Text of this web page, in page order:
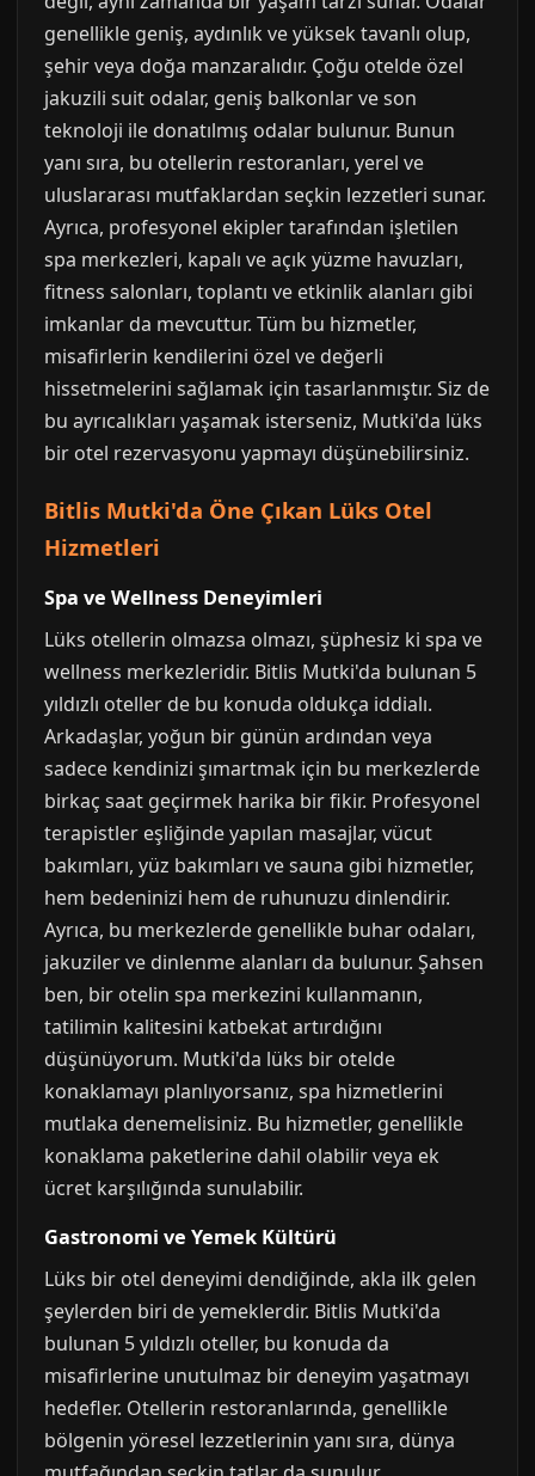
genellikle geniş, aydınlık ve yüksek tavanlı olup,
şehir veya doğa manzaralıdır. Çoğu otelde özel
jakuzili suit odalar, geniş balkonlar ve son
teknoloji ile donatılmış odalar bulunur. Bunun
yanı sıra, bu otellerin restoranları, yerel ve
uluslararası mutfaklardan seçkin lezzetleri sunar.
Ayrıca, profesyonel ekipler tarafından işletilen
spa merkezleri, kapalı ve açık yüzme havuzları,
fitness salonları, toplantı ve etkinlik alanları gibi
imkanlar da mevcuttur. Tüm bu hizmetler,
misafirlerin kendilerini özel ve değerli
hissetmelerini sağlamak için tasarlanmıştır. Siz de
bu ayrıcalıkları yaşamak isterseniz, Mutki'da lüks
bir otel rezervasyonu yapmayı düşünebilirsiniz.
Bitlis Mutki'da Öne Çıkan Lüks Otel
Hizmetleri
Spa ve Wellness Deneyimleri
Lüks otellerin olmazsa olmazı, şüphesiz ki spa ve
wellness merkezleridir. Bitlis Mutki'da bulunan 5
yıldızlı oteller de bu konuda oldukça iddialı.
Arkadaşlar, yoğun bir günün ardından veya
sadece kendinizi şımartmak için bu merkezlerde
birkaç saat geçirmek harika bir fikir. Profesyonel
terapistler eşliğinde yapılan masajlar, vücut
bakımları, yüz bakımları ve sauna gibi hizmetler,
hem bedeninizi hem de ruhunuzu dinlendirir.
Ayrıca, bu merkezlerde genellikle buhar odaları,
jakuziler ve dinlenme alanları da bulunur. Şahsen
ben, bir otelin spa merkezini kullanmanın,
tatilimin kalitesini katbekat artırdığını
düşünüyorum. Mutki'da lüks bir otelde
konaklamayı planlıyorsanız, spa hizmetlerini
mutlaka denemelisiniz. Bu hizmetler, genellikle
konaklama paketlerine dahil olabilir veya ek
ücret karşılığında sunulabilir.
Gastronomi ve Yemek Kültürü
Lüks bir otel deneyimi dendiğinde, akla ilk gelen
şeylerden biri de yemeklerdir. Bitlis Mutki'da
bulunan 5 yıldızlı oteller, bu konuda da
misafirlerine unutulmaz bir deneyim yaşatmayı
hedefler. Otellerin restoranlarında, genellikle
bölgenin yöresel lezzetlerinin yanı sıra, dünya